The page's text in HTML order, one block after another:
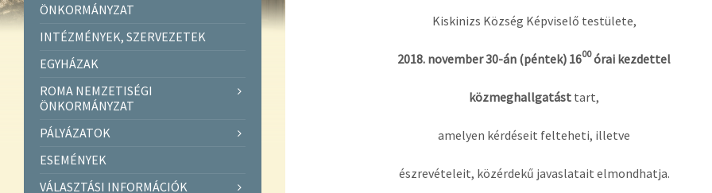
Kiskinizs Község Képviselő testülete,
2018. november 30-án (péntek) 1600órai kezdettel
közmeghallgatást tart,
amelyen kérdéseit felteheti, illetve
észrevételeit, közérdekű javaslatait elmondhatja.
ÖNKORMÁNYZAT
INTÉZMÉNYEK, SZERVEZETEK
EGYHÁZAK
ROMA NEMZETISÉGI
ÖNKORMÁNYZAT
PÁLYÁZATOK
ESEMÉNYEK
VÁLASZTÁSI INFORMÁCIÓK